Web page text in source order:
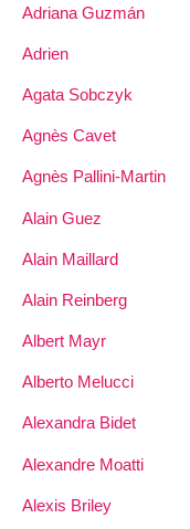
Adriana Guzmán
Adrien
Agata Sobczyk
Agnès Cavet
Agnès Pallini-Martin
Alain Guez
Alain Maillard
Alain Reinberg
Albert Mayr
Alberto Melucci
Alexandra Bidet
Alexandre Moatti
Alexis Briley